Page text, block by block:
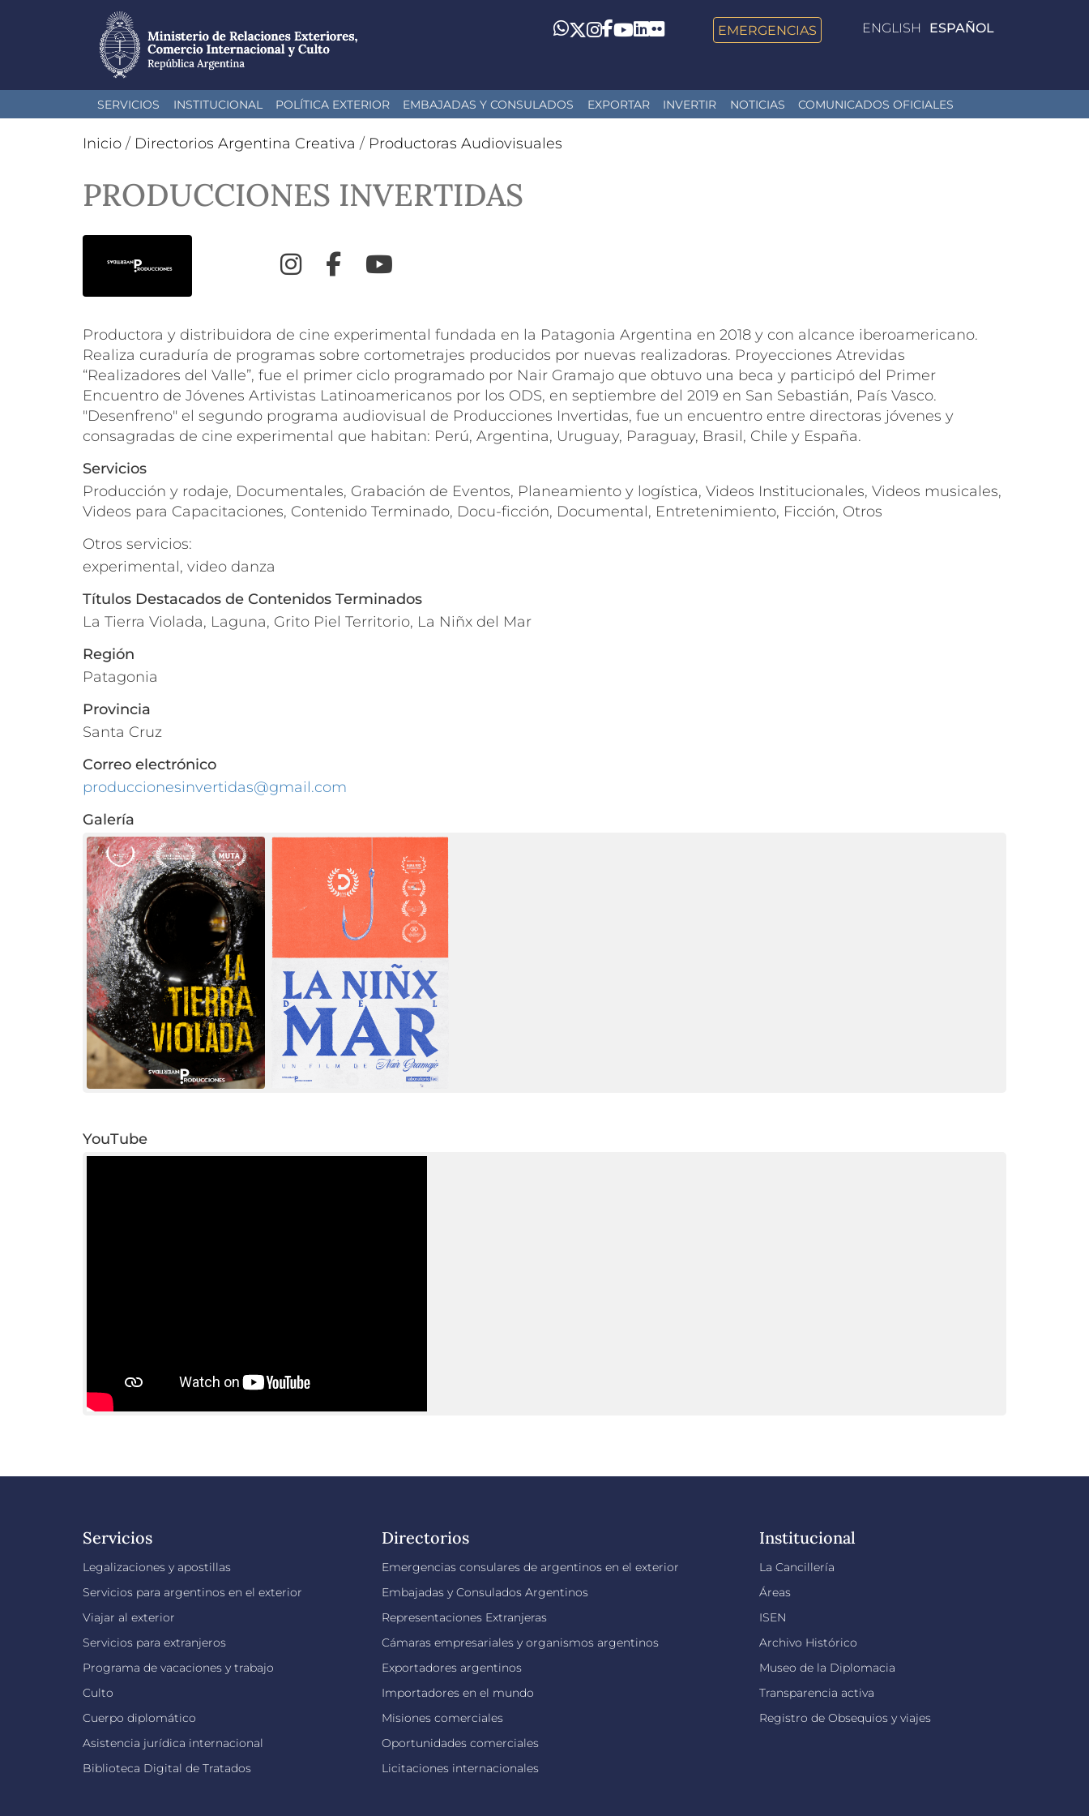
al
ENGLISH ESPAÑOL
Whatsapp
Twitter
Instagram
Facebook
YouTube
LinkedIn
Flickr EMERGENCIAS
SERVICIOS INSTITUCIONAL POLÍTICA EXTERIOR EMBAJADAS Y CONSULADOS EXPORTAR INVERTIR NOTICIAS COMUNICADOS OFICIALES
Inicio / Directorios Argentina Creativa / Productoras Audiovisuales
PRODUCCIONES INVERTIDAS
InstagramFacebook
Productora y distribuidora de cine experimental fundada en la Patagonia Argentina en 2018 y con alcance iberoamericano.
Realiza curaduría de programas sobre cortometrajes producidos por nuevas realizadoras. Proyecciones Atrevidas
“Realizadores del Valle”, fue el primer ciclo programado por Nair Gramajo que obtuvo una beca y participó del Primer
Encuentro de Jóvenes Artivistas Latinoamericanos por los ODS, en septiembre del 2019 en San Sebastián, País Vasco.
"Desenfreno" el segundo programa audiovisual de Producciones Invertidas, fue un encuentro entre directoras jóvenes y
consagradas de cine experimental que habitan: Perú, Argentina, Uruguay, Paraguay, Brasil, Chile y España.
Servicios
Producción y rodaje, Documentales, Grabación de Eventos, Planeamiento y logística, Videos Institucionales, Videos musicales,
Videos para Capacitaciones, Contenido Terminado, Docu-ficción, Documental, Entretenimiento, Ficción, Otros
Otros servicios:
experimental, video danza
Títulos Destacados de Contenidos Terminados
La Tierra Violada, Laguna, Grito Piel Territorio, La Niñx del Mar
Región
Patagonia
Provincia
Santa Cruz
Correo electrónico
produccionesinvertidas@gmail.com
Galería
YouTube
Servicios
Legalizaciones y apostillas
Servicios para argentinos en el exterior
Viajar al exterior
Servicios para extranjeros
Programa de vacaciones y trabajo
Culto
Cuerpo diplomático
Asistencia jurídica internacional
Biblioteca Digital de Tratados
Directorios
Emergencias consulares de argentinos en el exterior
Embajadas y Consulados Argentinos
Representaciones Extranjeras
Cámaras empresariales y organismos argentinos
Exportadores argentinos
Importadores en el mundo
Misiones comerciales
Oportunidades comerciales
Licitaciones internacionales
Institucional
La Cancillería
Áreas
ISEN
Archivo Histórico
Museo de la Diplomacia
Transparencia activa
Registro de Obsequios y viajes